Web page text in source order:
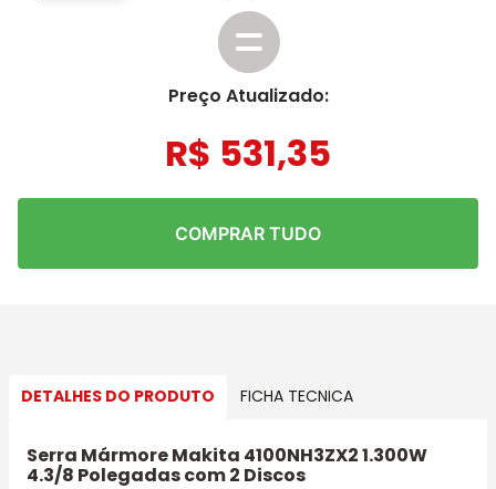
Preço Atualizado:
R$ 531,35
COMPRAR TUDO
DETALHES DO PRODUTO FICHA TECNICA
Serra Mármore Makita 4100NH3ZX2 1.300W
4.3/8 Polegadas com 2 Discos